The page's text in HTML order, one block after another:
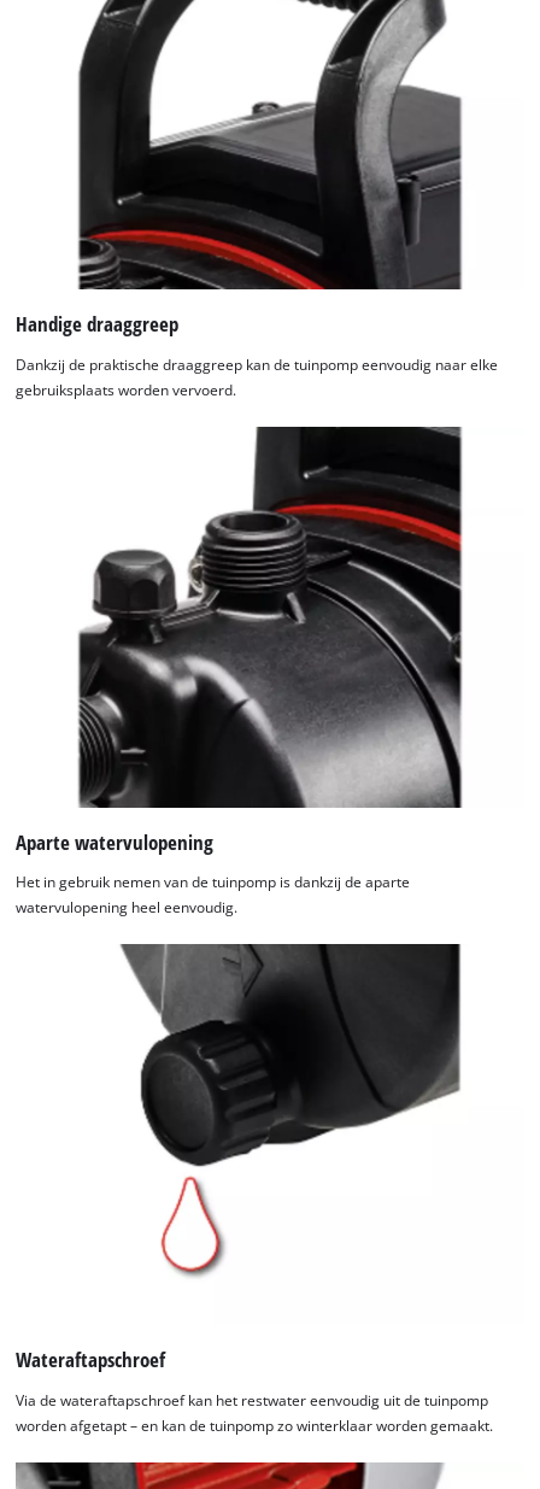
Handige draaggreep
Dankzij de praktische draaggreep kan de tuinpomp eenvoudig naar elke
gebruiksplaats worden vervoerd.
Aparte watervulopening
Het in gebruik nemen van de tuinpomp is dankzij de aparte
watervulopening heel eenvoudig.
Wateraftapschroef
Via de wateraftapschroef kan het restwater eenvoudig uit de tuinpomp
worden afgetapt – en kan de tuinpomp zo winterklaar worden gemaakt.